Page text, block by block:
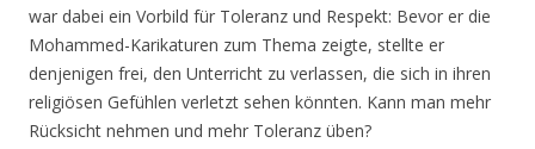
war dabei ein Vorbild für Toleranz und Respekt: Bevor er die
Mohammed-Karikaturen zum Thema zeigte, stellte er
denjenigen frei, den Unterricht zu verlassen, die sich in ihren
religiösen Gefühlen verletzt sehen könnten. Kann man mehr
Rücksicht nehmen und mehr Toleranz üben?